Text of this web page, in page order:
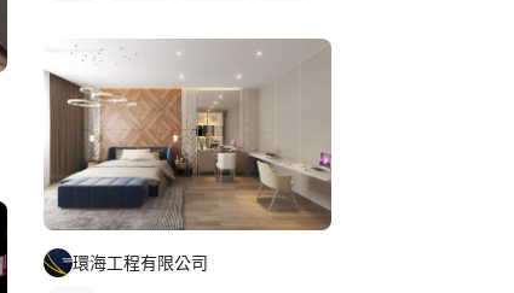
環海工程有限公司